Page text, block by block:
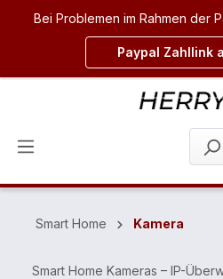
springen
Bei Problemen im Rahmen
Paypal Zahllink
Smart Home Kamera
Smart Home Kameras – IP-